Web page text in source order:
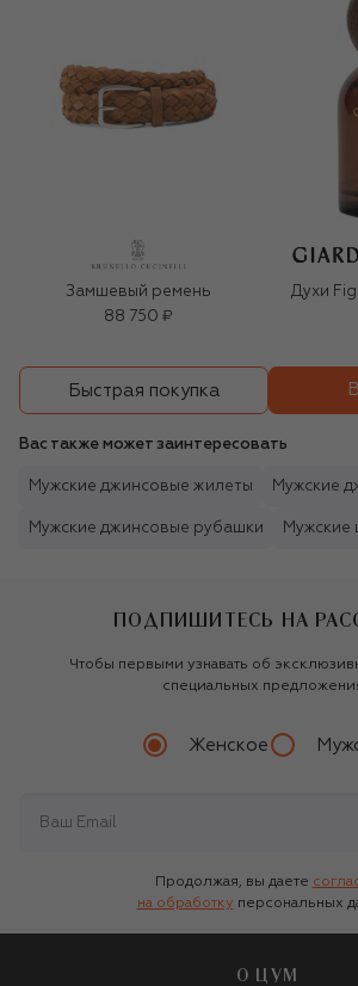
Замшевый ремень
88 750 ₽
Духи
Быстрая покупка
Вас также может заинтересовать
Мужские джинсовые жилеты Мужские
Мужские джинсовые рубашки Мужские
ПОДПИШИТЕСЬ НА
Чтобы первыми узнавать об
специальных
Женское
Продолжая, вы даете
на обработку персональных
О ЦУМ